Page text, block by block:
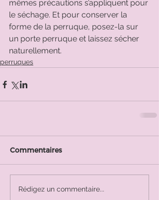
mêmes précautions s’appliquent pour
le séchage. Et pour conserver la
forme de la perruque, posez-la sur
un porte perruque et laissez sécher
naturellement.
perruques
Commentaires
Rédigez un commentaire...